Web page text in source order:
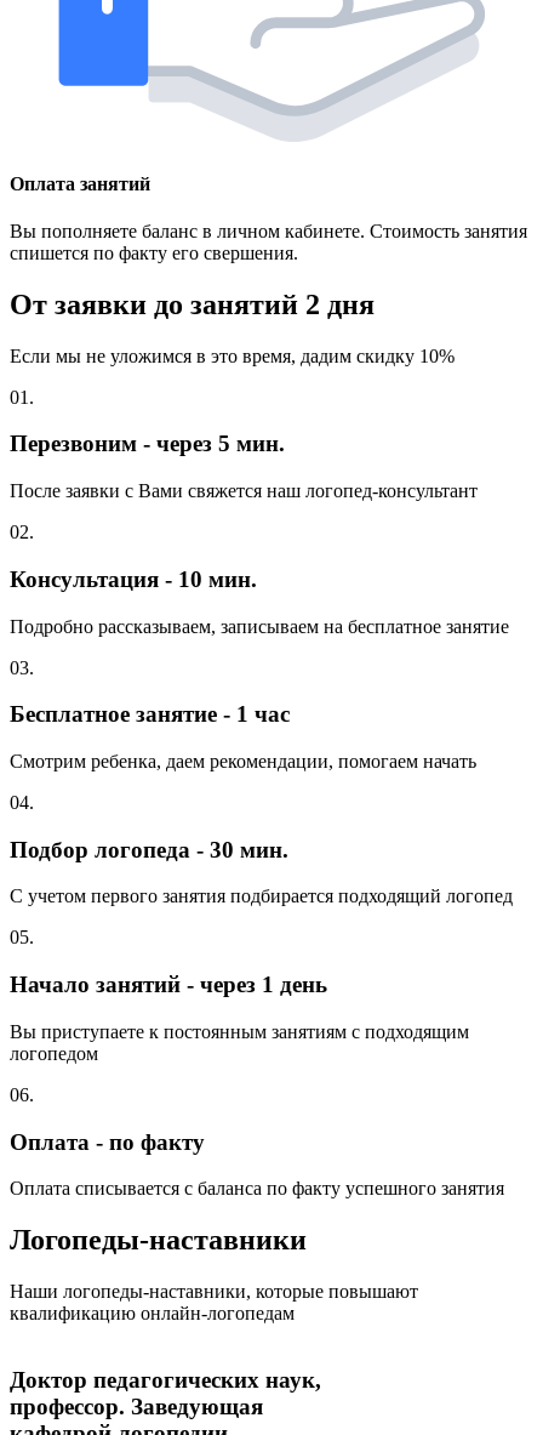
Оплата занятий
Вы пополняете баланс в личном кабинете. Стоимость занятия
спишется по факту его свершения.
От заявки до занятий 2 дня
Если мы не уложимся в это время, дадим скидку 10%
01.
Перезвоним - через 5 мин.
После заявки с Вами свяжется наш логопед-консультант
02.
Консультация - 10 мин.
Подробно рассказываем, записываем на бесплатное занятие
03.
Бесплатное занятие - 1 час
Смотрим ребенка, даем рекомендации, помогаем начать
04.
Подбор логопеда - 30 мин.
С учетом первого занятия подбирается подходящий логопед
05.
Начало занятий - через 1 день
Вы приступаете к постоянным занятиям с подходящим
логопедом
06.
Оплата - по факту
Оплата списывается с баланса по факту успешного занятия
Логопеды-наставники
Наши логопеды-наставники, которые повышают
квалификацию онлайн-логопедам
Доктор педагогических наук,
профессор. Заведующая